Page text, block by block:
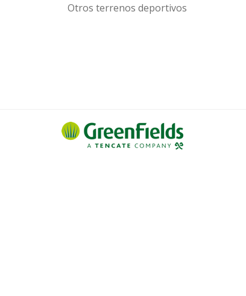
Otros terrenos deportivos